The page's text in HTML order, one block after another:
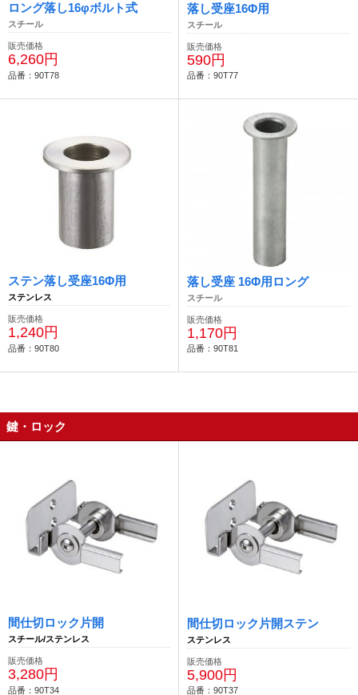
ロング落し16φボルト式
スチール
販売価格
6,260円
品番：90T78
落し受座16Φ用
スチール
販売価格
590円
品番：90T77
ステン落し受座16Φ用
ステンレス
販売価格
1,240円
品番：90T80
落し受座 16Φ用ロング
スチール
販売価格
1,170円
品番：90T81
鍵・ロック
間仕切ロック片開
スチール/ステンレス
販売価格
3,280円
品番：90T34
間仕切ロック片開ステン
ステンレス
販売価格
5,900円
品番：90T37